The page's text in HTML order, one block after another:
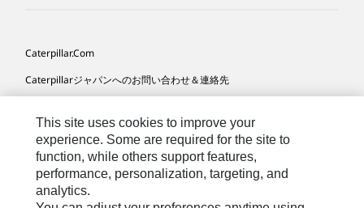
Caterpillar.com
Caterpillarジャパンへのお問い合わせ＆連絡先
サイト･マップ
Cookie Settings
法的事項
This site uses cookies to improve your
experience. Some are required for the site to
function, while others support features,
performance, personalization, targeting, and
analytics.